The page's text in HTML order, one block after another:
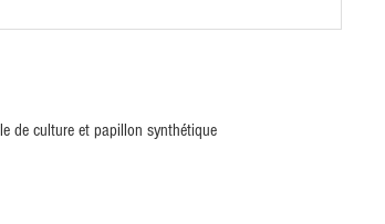
de culture et papillon synthétique